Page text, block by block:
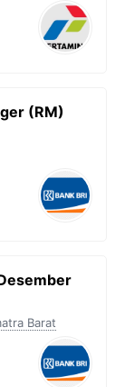
(RM)
Barat